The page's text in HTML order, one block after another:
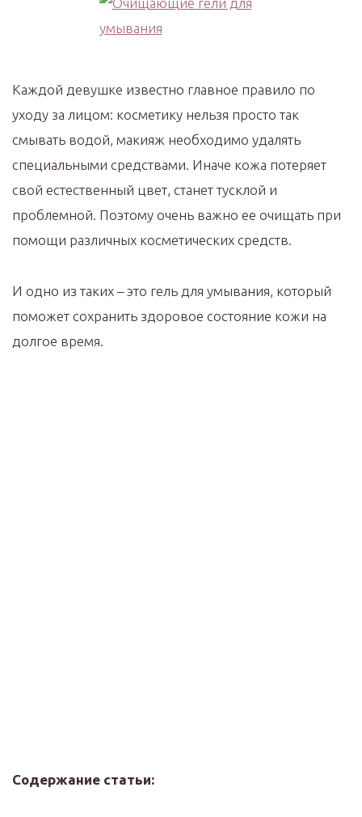
Каждой девушке известно главное правило по
уходу за лицом: косметику нельзя просто так
смывать водой, макияж необходимо удалять
специальными средствами. Иначе кожа потеряет
свой естественный цвет, станет тусклой и
проблемной. Поэтому очень важно ее очищать при
помощи различных косметических средств.
И одно из таких – это гель для умывания, который
поможет сохранить здоровое состояние кожи на
долгое время.
Содержание статьи: